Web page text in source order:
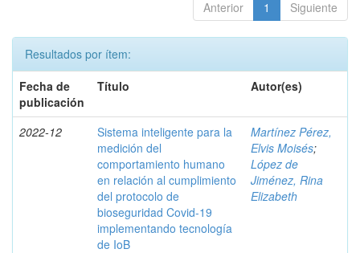
Anterior 1 Siguiente
Resultados por ítem:
Fecha de
publicación
Título Autor(es)
2022-12
Sistema inteligente para la
medición del
comportamiento humano
en relación al cumplimiento
del protocolo de
bioseguridad Covid-19
implementando tecnología
de IoB
Martínez Pérez,
Elvis Moisés;
López de
Jiménez, Rina
Elizabeth